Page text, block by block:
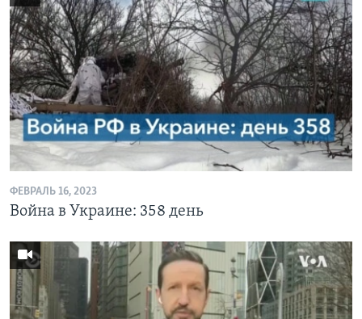
ФЕВРАЛЬ 16, 2023
Война в Украине: 358 день